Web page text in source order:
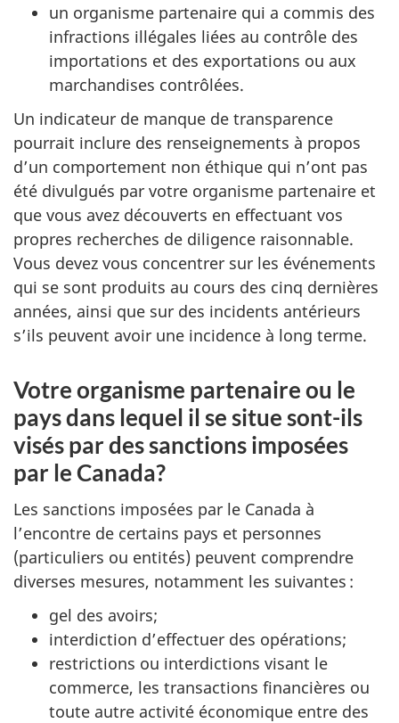
un organisme partenaire qui a commis des
infractions illégales liées au contrôle des
importations et des exportations ou aux
marchandises contrôlées.
Un indicateur de manque de transparence
pourrait inclure des renseignements à propos
d’un comportement non éthique qui n’ont pas
été divulgués par votre organisme partenaire et
que vous avez découverts en effectuant vos
propres recherches de diligence raisonnable.
Vous devez vous concentrer sur les événements
qui se sont produits au cours des cinq dernières
années, ainsi que sur des incidents antérieurs
s’ils peuvent avoir une incidence à long terme.
Votre organisme partenaire ou le
pays dans lequel il se situe sont-ils
visés par des sanctions imposées
par le Canada?
Les sanctions imposées par le Canada à
l’encontre de certains pays et personnes
(particuliers ou entités) peuvent comprendre
diverses mesures, notamment les suivantes :
gel des avoirs;
interdiction d’effectuer des opérations;
restrictions ou interdictions visant le
commerce, les transactions financières ou
toute autre activité économique entre des